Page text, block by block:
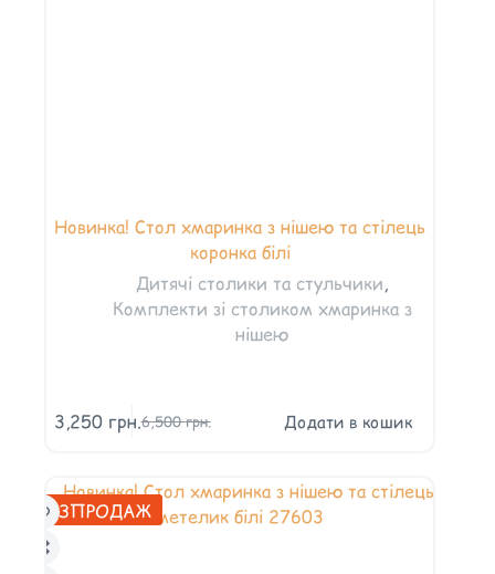
Новинка! Стол хмаринка з нішею та стілець
коронка білі
Дитячі столики та стульчики,
Комплекти зі столиком хмаринка з
нішею
6,500грн.
3,250 грн. Додати в кошик
РОЗПРОДАЖ